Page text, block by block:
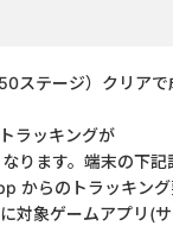
テージ）クリアで
ラッキングが
ります。端末の下記
からのトラッキン
対象ゲームアプリ(